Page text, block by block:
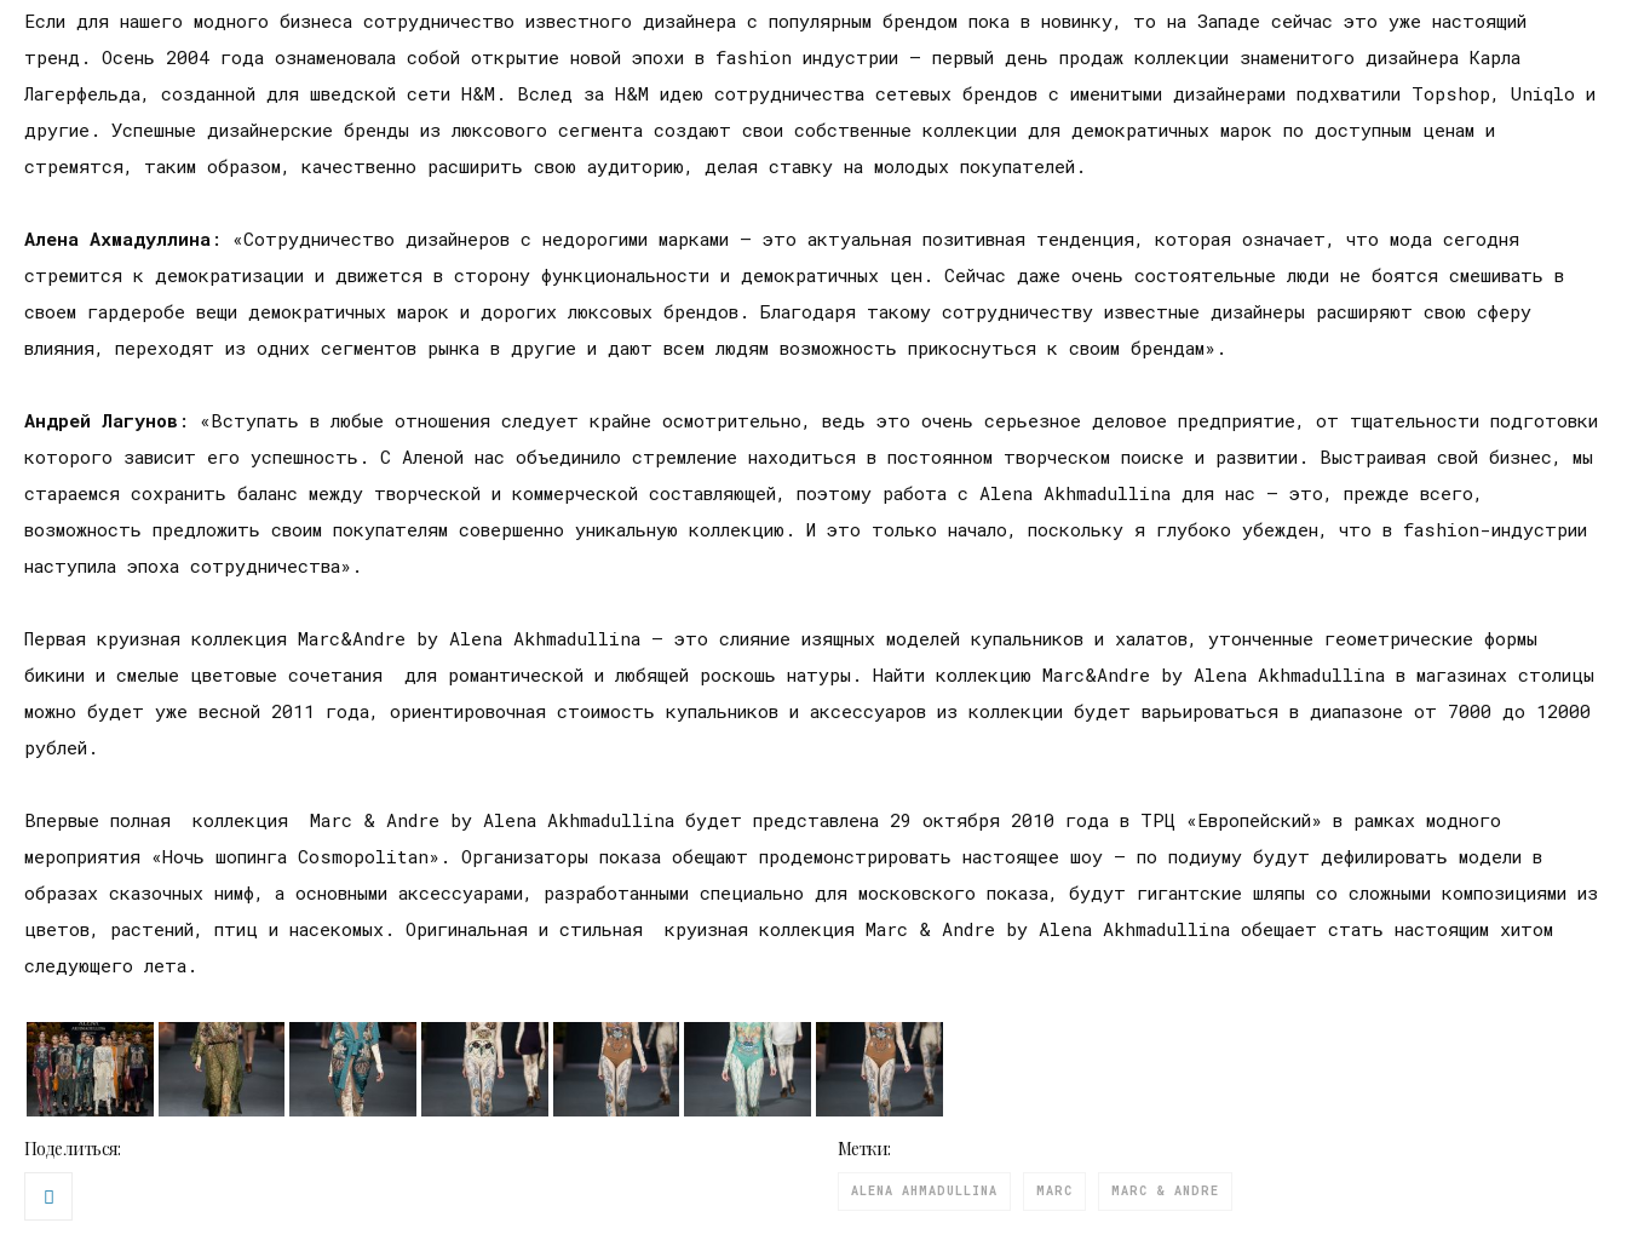
Если для нашего модного бизнеса сотрудничество известного дизайнера с популярным брендом пока в новинку, то на Западе сейчас это уже настоящий
тренд. Осень 2004 года ознаменовала собой открытие новой эпохи в fashion индустрии – первый день продаж коллекции знаменитого дизайнера Карла
Лагерфельда, созданной для шведской сети H&M. Вслед за H&M идею сотрудничества сетевых брендов с именитыми дизайнерами подхватили Topshop, Uniqlo и
другие. Успешные дизайнерские бренды из люксового сегмента создают свои собственные коллекции для демократичных марок по доступным ценам и
стремятся, таким образом, качественно расширить свою аудиторию, делая ставку на молодых покупателей.
Алена Ахмадуллина : «Сотрудничество дизайнеров с недорогими марками – это актуальная позитивная тенденция, которая означает, что мода сегодня
стремится к демократизации и движется в сторону функциональности и демократичных цен. Сейчас даже очень состоятельные люди не боятся смешивать в
своем гардеробе вещи демократичных марок и дорогих люксовых брендов. Благодаря такому сотрудничеству известные дизайнеры расширяют свою сферу
влияния, переходят из одних сегментов рынка в другие и дают всем людям возможность прикоснуться к своим брендам».
Андрей Лагунов : «Вступать в любые отношения следует крайне осмотрительно, ведь это очень серьезное деловое предприятие, от тщательности подготовки
которого зависит его успешность. C Аленой нас объединило стремление находиться в постоянном творческом поиске и развитии. Выстраивая свой бизнес, мы
стараемся сохранить баланс между творческой и коммерческой составляющей, поэтому работа с Alena Akhmadullina для нас – это, прежде всего,
возможность предложить своим покупателям совершенно уникальную коллекцию. И это только начало, поскольку я глубоко убежден, что в fashion-индустрии
наступила эпоха сотрудничества».
Первая круизная коллекция Marc&Andre by Alena Akhmadullina – это слияние изящных моделей купальников и халатов, утонченные геометрические формы
бикини и смелые цветовые сочетания для романтической и любящей роскошь натуры. Найти коллекцию Marc&Andre by Alena Akhmadullina в магазинах столицы
можно будет уже весной 2011 года, ориентировочная стоимость купальников и аксессуаров из коллекции будет варьироваться в диапазоне от 7000 до 12000
рублей.
Впервые полная коллекция Marc & Andrе by Alena Akhmadullina будет представлена 29 октября 2010 года в ТРЦ «Европейский» в рамках модного
мероприятия «Ночь шопинга Cosmopolitan». Организаторы показа обещают продемонстрировать настоящее шоу – по подиуму будут дефилировать модели в
образах сказочных нимф, а основными аксессуарами, разработанными специально для московского показа, будут гигантские шляпы со сложными композициями из
цветов, растений, птиц и насекомых. Оригинальная и стильная круизная коллекция Marc & Andre by Alena Akhmadullina обещает стать настоящим хитом
следующего лета.
Поделиться: Метки:
ALENA AHMADULLINA MARC MARC & ANDRE